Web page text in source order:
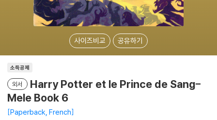
사이즈비교 공유하기
소득공제
외서
Harry Potter et le Prince de Sang-
Mele Book 6
Paperback, French